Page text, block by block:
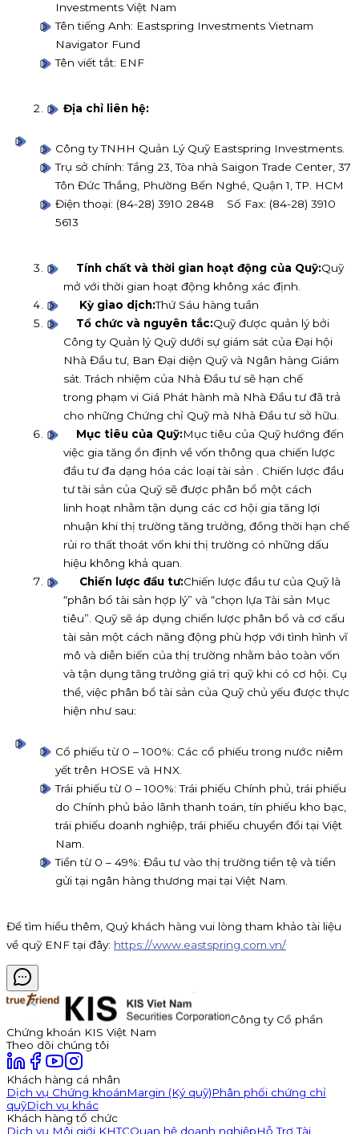
Investments Việt Nam
Tên tiếng Anh: Eastspring Investments Vietnam
Navigator Fund
Tên viết tắt: ENF
Địa chỉ liên hệ:
Công ty TNHH Quản Lý Quỹ Eastspring Investments.
Trụ sở chính: Tầng 23, Tòa nhà Saigon Trade Center, 37
Tôn Đức Thắng, Phường Bến Nghé, Quận 1, TP. HCM
Điện thoại: (84-28) 3910 2848 Số Fax: (84-28) 3910
5613
Tính chất và thời gian hoạt động của Quỹ:Quỹ
mở với thời gian hoạt động không xác định.
Kỳ giao dịch:Thứ Sáu hàng tuần
Tổ chức và nguyên tắc:Quỹ được quản lý bởi
Công ty Quản lý Quỹ dưới sự giám sát của Đại hội
Nhà Đầu tư, Ban Đại diện Quỹ và Ngân hàng Giám
sát. Trách nhiệm của Nhà Đầu tư sẽ hạn chế
trong phạm vi Giá Phát hành mà Nhà Đầu tư đã trả
cho những Chứng chỉ Quỹ mà Nhà Đầu tư sở hữu.
Mục tiêu của Quỹ:Mục tiêu của Quỹ hướng đến
việc gia tăng ổn định về vốn thông qua chiến lược
đầu tư đa dạng hóa các loại tài sản . Chiến lược đầu
tư tài sản của Quỹ sẽ được phân bổ một cách
linh hoạt nhằm tận dụng các cơ hội gia tăng lợi
nhuận khi thị trường tăng trưởng, đồng thời hạn chế
rủi ro thất thoát vốn khi thị trường có những dấu
hiệu không khả quan.
Chiến lược đầu tư:Chiến lược đầu tư của Quỹ là
“phân bổ tài sản hợp lý” và “chọn lựa Tài sản Mục
tiêu”. Quỹ sẽ áp dụng chiến lược phân bổ và cơ cấu
tài sản một cách năng động phù hợp với tình hình vĩ
mô và diễn biến của thị trường nhằm bảo toàn vốn
và tận dụng tăng trưởng giá trị quỹ khi có cơ hội. Cụ
thể, việc phân bổ tài sản của Quỹ chủ yếu được thực
hiện như sau:
Cổ phiếu từ 0 – 100%: Các cổ phiếu trong nước niêm
yết trên HOSE và HNX.
Trái phiếu từ 0 – 100%: Trái phiếu Chính phủ, trái phiếu
do Chính phủ bảo lãnh thanh toán, tín phiếu kho bạc,
trái phiếu doanh nghiệp, trái phiếu chuyển đổi tại Việt
Nam.
Tiền từ 0 – 49%: Đầu tư vào thị trường tiền tệ và tiền
gửi tại ngân hàng thương mại tại Việt Nam.
Để tìm hiểu thêm, Quý khách hàng vui lòng tham khảo tài liệu
về quỹ ENF tại đây: https://www.eastspring.com.vn/
Công ty Cổ phần
Chứng khoán KIS Việt Nam
Theo dõi chúng tôi
Khách hàng cá nhân
Dịch vụ Chứng khoánMargin (Ký quỹ)Phân phối chứng chỉ
quỹDịch vụ khác
Khách hàng tổ chức
Dịch vụ Môi giới KHTCQuan hệ doanh nghiệpHỗ Trợ Tài